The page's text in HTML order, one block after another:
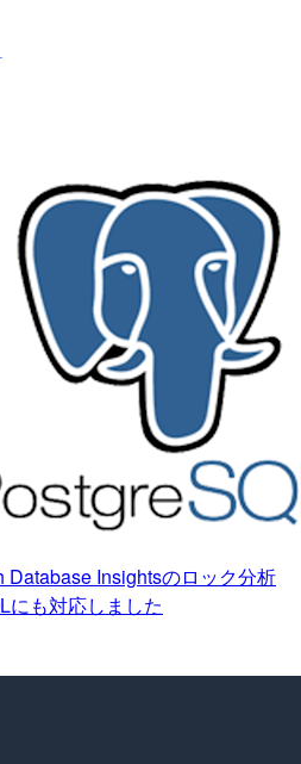
Database Insightsのロック分析
にも対応しました